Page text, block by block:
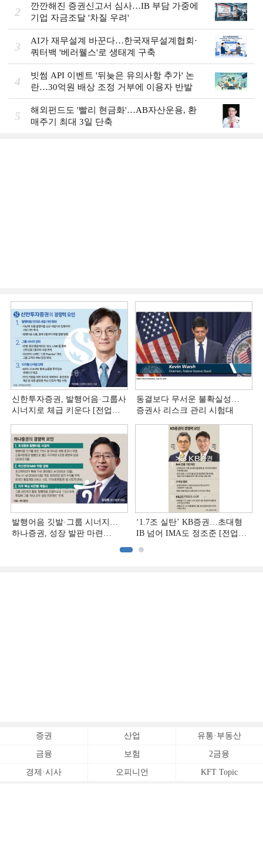
2
깐깐해진 증권신고서 심사…IB 부담 가중에
기업 자금조달 '차질 우려'
3
AI가 재무설계 바꾼다…한국재무설계협회·
쿼터백 '베러웰스'로 생태계 구축
4
빗썸 API 이벤트 '뒤늦은 유의사항 추가' 논
란…30억원 배상 조정 거부에 이용자 반발
5
해외펀드도 '빨리 현금화'…AB자산운용, 환
매주기 최대 3일 단축
신한투자증권, 발행어음·그룹사
시너지로 체급 키운다 [전업계
동결보다 무서운 불확실성…
증권사 리스크 관리 시험대
발행어음 깃발·그룹 시너지…
하나증권, 성장 발판 마련
‘1.7조 실탄’ KB증권…초대형
IB 넘어 IMA도 정조준 [전업계
증권 산업 유통·부동산
금융 보험 2금융
경제·시사 오피니언 KFT Topic